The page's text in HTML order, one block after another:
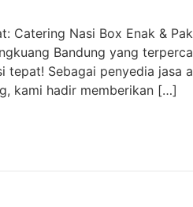
Catering Nasi Box Enak &
Bandung yang
tepat! Sebagai penyedia
kami hadir memberikan […]